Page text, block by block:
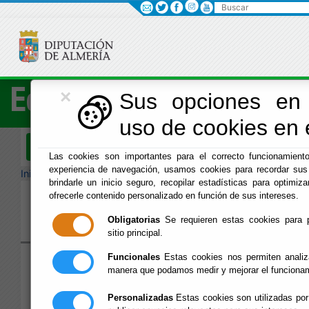
×
Sus opciones
uso de cookies en
Las cookies son importantes para el correcto
experiencia de navegación, usamos cookies para recordar
brindarle un inicio seguro, recopilar estadísticas para
ofrecerle contenido personalizado en función de sus intereses.
ObligatoriasSe requieren estas cookies para
sitio principal.
FuncionalesEstas cookies nos permiten
manera que podamos medir y mejorar el
PersonalizadasEstas cookies son utilizadas
Economía
Inicio -Hacienda - Hacienda
Hacienda
Directorio Delegación Normativa
Buscar